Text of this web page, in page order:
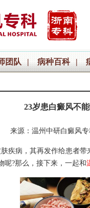
团队 | 病种百科 |
23岁患白癜风不
来源：温州中研白癜风
疾病，其再发作给患者
呢?那么，接下来，一起和